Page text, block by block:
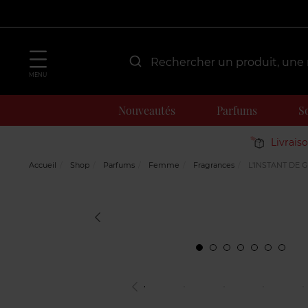
MENU
Nouveautés Parfums
Accueil Shop Parfums Femme Fragrances L'INSTANT DE